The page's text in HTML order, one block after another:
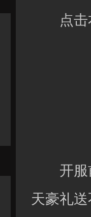
点击右
开服前
天豪礼